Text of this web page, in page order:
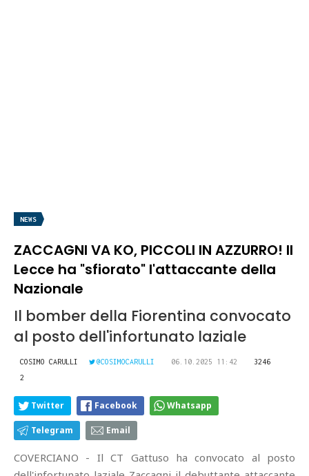
NEWS
ZACCAGNI VA KO, PICCOLI IN AZZURRO! Il
Lecce ha "sfiorato" l'attaccante della
Nazionale
Il bomber della Fiorentina convocato
al posto dell'infortunato laziale
COSIMO CARULLI @COSIMOCARULLI 06.10.2025 11:42
3246
2
Twitter Facebook Whatsapp
Telegram Email
COVERCIANO - Il CT Gattuso ha convocato al posto